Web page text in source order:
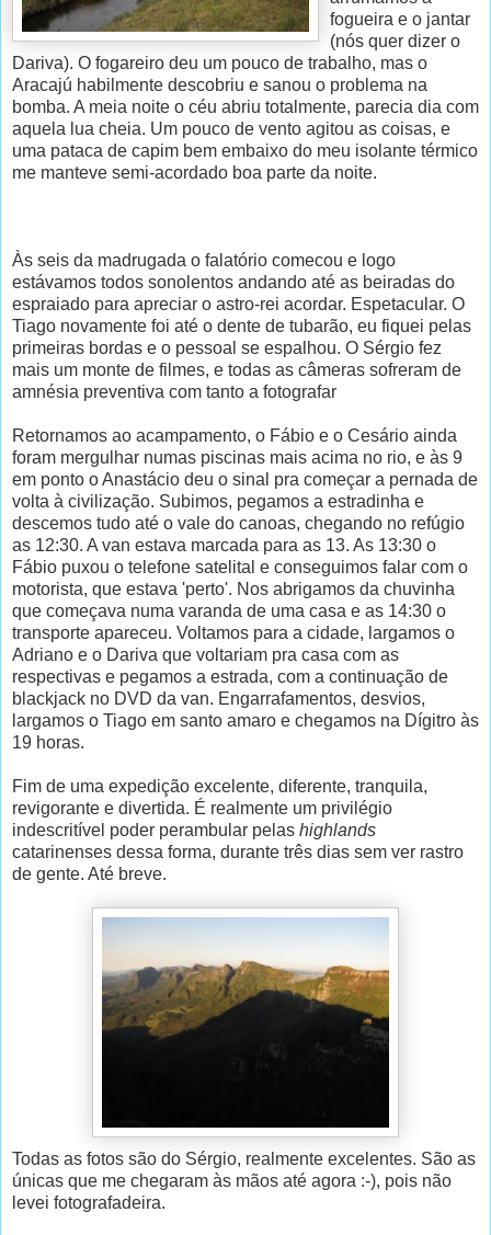
fogueira e o jantar
(nós quer dizer o
Dariva). O fogareiro deu um pouco de trabalho, mas o
Aracajú habilmente descobriu e sanou o problema na
bomba. A meia noite o céu abriu totalmente, parecia dia com
aquela lua cheia. Um pouco de vento agitou as coisas, e
uma pataca de capim bem embaixo do meu isolante térmico
me manteve semi-acordado boa parte da noite.
Às seis da madrugada o falatório comecou e logo
estávamos todos sonolentos andando até as beiradas do
espraiado para apreciar o astro-rei acordar. Espetacular. O
Tiago novamente foi até o dente de tubarão, eu fiquei pelas
primeiras bordas e o pessoal se espalhou. O Sérgio fez
mais um monte de filmes, e todas as câmeras sofreram de
amnésia preventiva com tanto a fotografar
Retornamos ao acampamento, o Fábio e o Cesário ainda
foram mergulhar numas piscinas mais acima no rio, e às 9
em ponto o Anastácio deu o sinal pra começar a pernada de
volta à civilização. Subimos, pegamos a estradinha e
descemos tudo até o vale do canoas, chegando no refúgio
as 12:30. A van estava marcada para as 13. As 13:30 o
Fábio puxou o telefone satelital e conseguimos falar com o
motorista, que estava 'perto'. Nos abrigamos da chuvinha
que começava numa varanda de uma casa e as 14:30 o
transporte apareceu. Voltamos para a cidade, largamos o
Adriano e o Dariva que voltariam pra casa com as
respectivas e pegamos a estrada, com a continuação de
blackjack no DVD da van. Engarrafamentos, desvios,
largamos o Tiago em santo amaro e chegamos na Dígitro às
19 horas.
Fim de uma expedição excelente, diferente, tranquila,
revigorante e divertida. É realmente um privilégio
indescritível poder perambular pelas highlands
catarinenses dessa forma, durante três dias sem ver rastro
de gente. Até breve.
Todas as fotos são do Sérgio, realmente excelentes. São as
únicas que me chegaram às mãos até agora :-), pois não
levei fotografadeira.